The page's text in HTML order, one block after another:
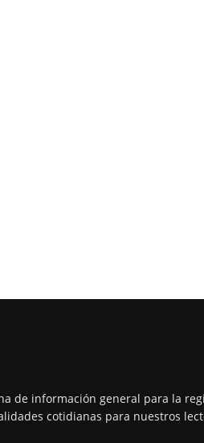
de información general para la
cotidianas para nuestros